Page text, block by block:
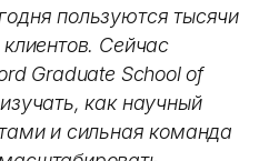
пользуются тысячи
Сейчас
Graduate School of
как научный
и сильная команда